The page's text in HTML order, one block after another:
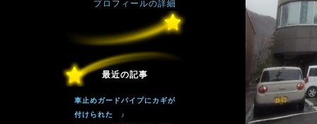
プロフィールの詳細
最近の記事
車止めガードパイプにカギが
付けられた ♪